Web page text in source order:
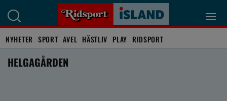
NYHETER SPORT AVEL HÄSTLIV PLAY RIDSPORT
HELGAGÅRDEN